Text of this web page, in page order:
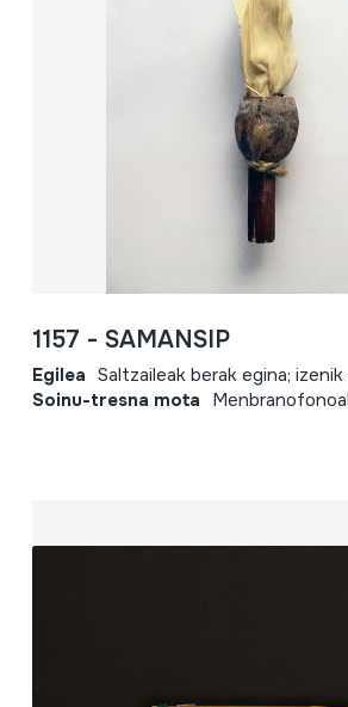
1157 - SAMANSIP
Egilea Saltzaileak berak egina; izenik
Soinu-tresna mota